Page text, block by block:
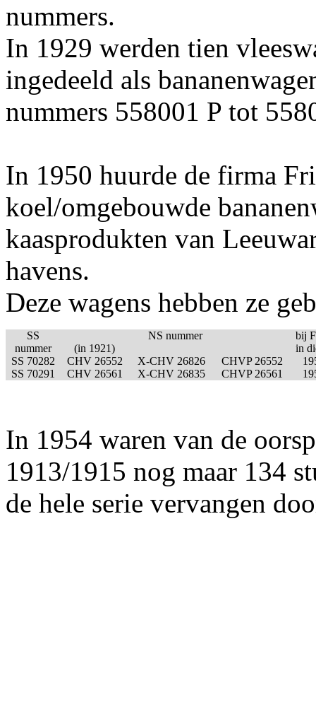
nummers.
In 1929 werden tien
ingedeeld als
nummers 558001 P tot
In 1950 huurde de firma
koel/omgebouwde
kaasprodukten van
havens.
Deze wagens hebben ze
SS NS nummer
bij
nummer
(in 1921)
in
SS 70282
CHV 26552 X-CHV 26826 CHVP 26552
SS 70291
CHV 26561 X-CHV 26835 CHVP 26561
In 1954 waren van de
1913/1915 nog maar 134
de hele serie vervangen